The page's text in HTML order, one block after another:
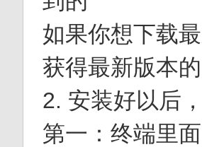
如果你想下载
获得最新版本
2. 安装好以后
第一：终端里